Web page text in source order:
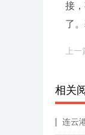
接
了
上一
相关
连云